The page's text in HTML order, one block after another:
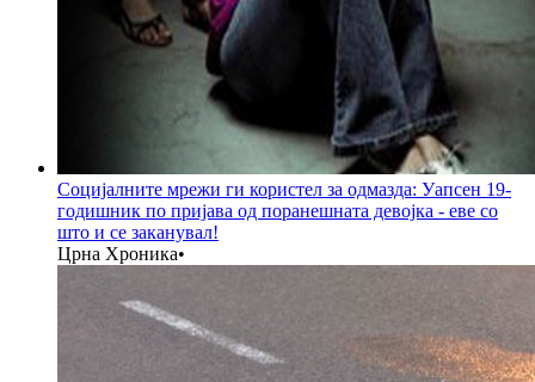
Социјалните мрежи ги користел за одмазда: Уапсен 19-
годишник по пријава од поранешната девојка - еве со
што и се заканувал!
Црна Хроника•